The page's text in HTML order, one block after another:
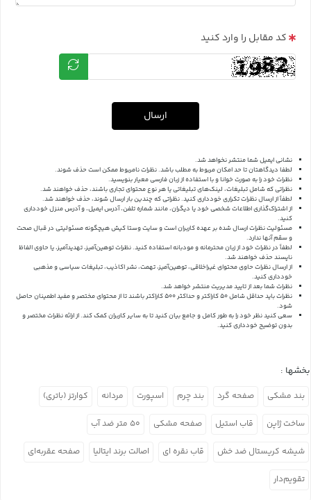
کد مقابل را وارد کنید
ارسال
نشانی ایمیل شما منتشر نخواهد شد.
لطفا دیدگاهتان تا حد امکان مربوط به مطلب باشد. نظرات نامربوط ممکن است حذف شوند.
نظرات خود را به صورت خوانا و با استفاده از زبان فارسی معیار بنویسید.
نظراتی که شامل تبلیغات، لینک‌های تبلیغاتی یا هر نوع محتوای تجاری باشند، حذف خواهند شد.
لطفاً از ارسال نظرات تکراری خودداری کنید. نظراتی که چندین بار ارسال شوند، حذف خواهند شد.
از اشتراک‌گذاری اطلاعات شخصی خود یا دیگران، مانند شماره تلفن، آدرس ایمیل، و آدرس منزل خودداری
کنید.
مسئولیت نظرات ارسال شده بر عهده کاربران است و سایت وستا کیش هیچگونه مسئولیتی در قبال صحت
و سقم آنها ندارد.
لطفاً در نظرات خود از زبان محترمانه و مودبانه استفاده کنید. نظرات توهین‌آمیز، تهدیدآمیز، یا حاوی الفاظ
ناپسند حذف خواهند شد.
از ارسال نظرات حاوی محتوای غیراخلاقی، توهین‌آمیز، تهمت، نشر اکاذیب، تبلیغات سیاسی و مذهبی
خودداری کنید.
نظرات شما بعد از تایید مدیریت منتشر خواهد شد.
نظرات باید حداقل شامل 50 کاراکتر و حداکثر 500 کاراکتر باشند تا از محتوای مختصر و مفید اطمینان حاصل
شود.
سعی کنید نظر خود را به طور کامل و جامع بیان کنید تا به سایر کاربران کمک کند.از ارائه نظرات مختصر و
بدون توضیح خودداری کنید.
بخشها :
بند مشکی صفحه گرد بند چرم اسپورت مردانه کوارتز (باتری)
ساخت ژاپن قاب استیل صفحه مشکی ۵۰ متر ضد آب
شیشه کریستال ضد خش قاب نقره ای اصالت برند ایتالیا صفحه عقربه‌ای
تقویم‌دار